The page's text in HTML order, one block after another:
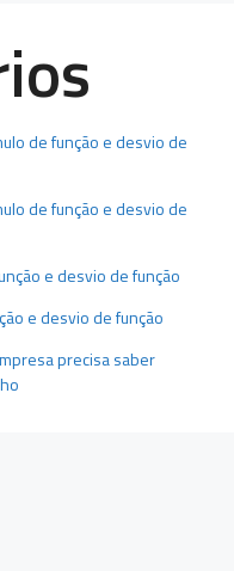
de função e desvio de
de função e desvio de
e desvio de função
e desvio de função
precisa saber